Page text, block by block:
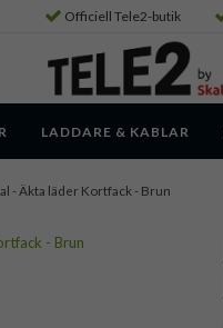
Officiell Tele2-butik
LADDARE & KABLAR
- Äkta läder Kortfack - Brun